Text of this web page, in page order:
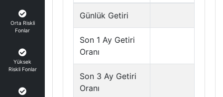
Orta Riskli
Fonlar
Yüksek
Riskli Fonlar
Günlük Getiri
Son 1 Ay Getiri
Oranı
Son 3 Ay Getiri
Oranı